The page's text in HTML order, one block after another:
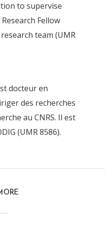
to supervise
Fellow
team (UMR
docteur en
des recherches
au CNRS. Il est
(UMR 8586).